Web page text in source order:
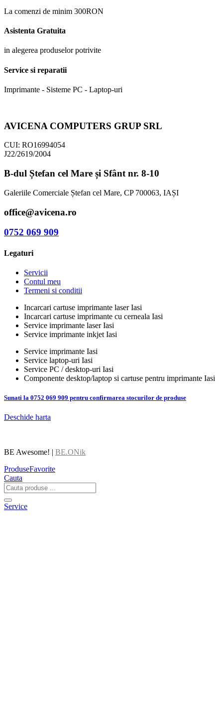
La comenzi de minim 300RON
Asistenta Gratuita
in alegerea produselor potrivite
Service si reparatii
Imprimante - Sisteme PC - Laptop-uri
AVICENA COMPUTERS GRUP SRL
CUI: RO16994054
J22/2619/2004
B-dul Ștefan cel Mare și Sfânt nr. 8-10
Galeriile Comerciale Ștefan cel Mare, CP 700063, IAȘI
office@avicena.ro
0752 069 909
Legaturi
Servicii
Contul meu
Termeni si conditii
Incarcari cartuse imprimante laser Iasi
Incarcari cartuse imprimante cu cerneala Iasi
Service imprimante laser Iasi
Service imprimante inkjet Iasi
Service imprimante Iasi
Service laptop-uri Iasi
Service PC / desktop-uri Iasi
Componente desktop/laptop si cartuse pentru imprimante Iasi
Sunati la 0752 069 909 pentru confirmarea stocurilor de produse
Deschide harta
BE Awesome! | BE.ONik
ProduseFavorite
Cauta
Service